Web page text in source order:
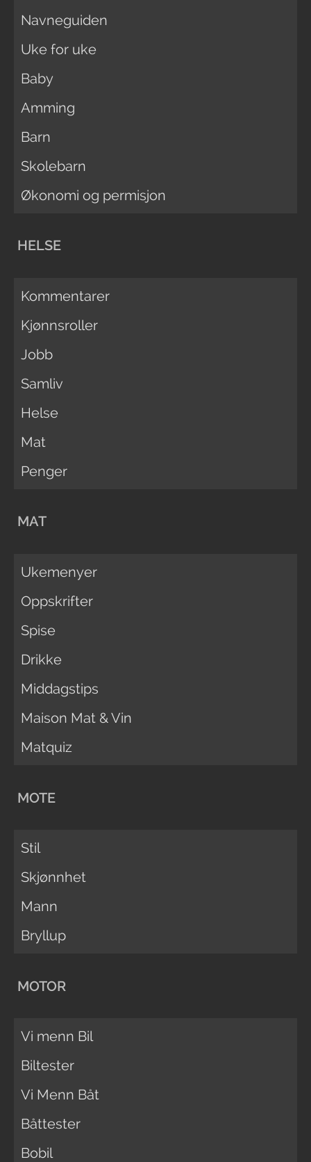
Navneguiden
Uke for uke
Baby
Amming
Barn
Skolebarn
Økonomi og permisjon
HELSE
Kommentarer
Kjønnsroller
Jobb
Samliv
Helse
Mat
Penger
MAT
Ukemenyer
Oppskrifter
Spise
Drikke
Middagstips
Maison Mat & Vin
Matquiz
MOTE
Stil
Skjønnhet
Mann
Bryllup
MOTOR
Vi menn Bil
Biltester
Vi Menn Båt
Båttester
Bobil